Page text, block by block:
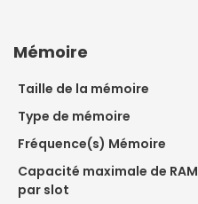
Mémoire
Taille de la mémoire
Type de mémoire
Fréquence(s) Mémoire
Capacité maximale de RAM
par slot